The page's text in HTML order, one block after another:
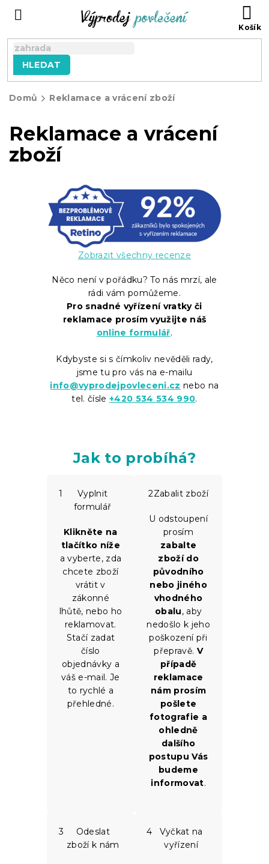
HLEDAT
Domů Reklamace a vrácení zboží
Reklamace a vrácení
zboží
Zobrazit všechny recenze
Něco není v pořádku? To nás mrzí, ale
rádi vám pomůžeme.
Pro snadné vyřízení vratky či
reklamace prosím využijte náš
online formulář.
Kdybyste si s čímkoliv nevěděli rady,
jsme tu pro vás na e-mailu
info@vyprodejpovleceni.cz nebo na
tel. čísle +420 534 534 990.
Jak to probíhá?
1
Vyplnit
formulář
Klikněte na
tlačítko níže
a vyberte, zda
chcete zboží
vrátit v
zákonné
lhůtě, nebo ho
reklamovat.
Stačí zadat
číslo
objednávky a
váš e-mail. Je
to rychlé a
přehledné.
2Zabalit zboží
U odstoupení
prosím
zabalte
zboží do
původního
nebo jiného
vhodného
obalu, aby
nedošlo k jeho
poškození při
přepravě. V
případě
reklamace
nám prosím
pošlete
fotografie a
ohledně
dalšího
postupu Vás
budeme
informovat.
3
Odeslat
zboží k nám
4
Vyčkat na
vyřízení